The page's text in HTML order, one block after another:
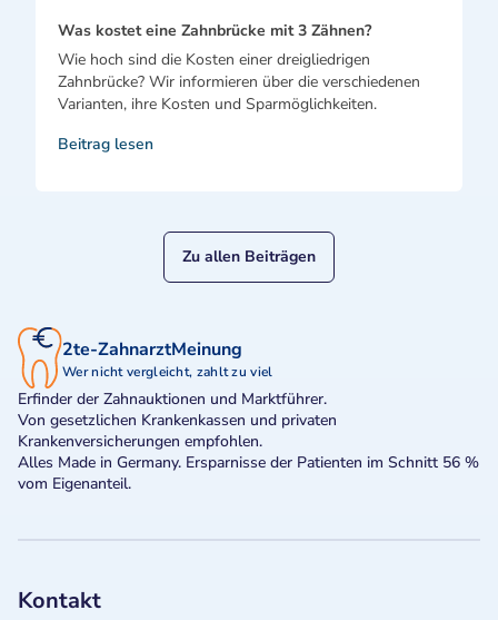
Was kostet eine Zahnbrücke mit 3 Zähnen?
Wie hoch sind die Kosten einer dreigliedrigen
Zahnbrücke? Wir informieren über die verschiedenen
Varianten, ihre Kosten und Sparmöglichkeiten.
Beitrag lesen
Zu allen Beiträgen
2te-ZahnarztMeinung
Wer nicht vergleicht, zahlt zu viel
Erfinder der Zahnauktionen und Marktführer.
Von gesetzlichen Krankenkassen und privaten
Krankenversicherungen empfohlen.
Alles Made in Germany. Ersparnisse der Patienten im Schnitt 56 %
vom Eigenanteil.
Kontakt